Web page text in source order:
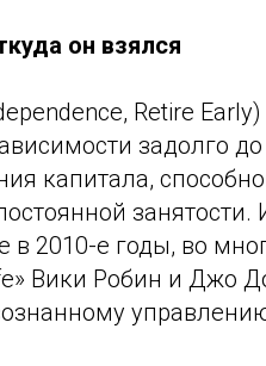
он взялся
Retire
задолго
капитала,
в 2010-е годы, во
Вики Робин и Джо